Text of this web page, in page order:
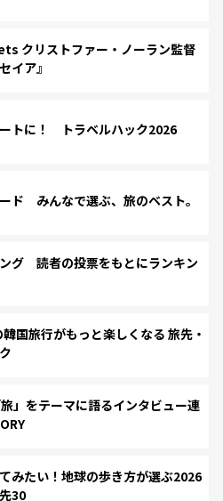
クリストファー・ノーラン監督
イア』
トに！ トラベルハック2026
ド みんなで選ぶ、旅のベスト。
グ 読者の投票をもとにランキン
国旅行がもっと楽しくなる 旅先・
」をテーマに語るインタビュー連
みたい！地球の歩き方が選ぶ2026
30